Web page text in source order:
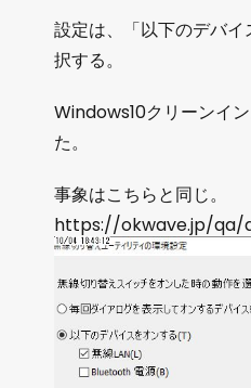
設定は、「以下のデバ
択する。
Windows10クリーンイ
た。
事象はこちらと同じ。
https://okwave.jp/qa/